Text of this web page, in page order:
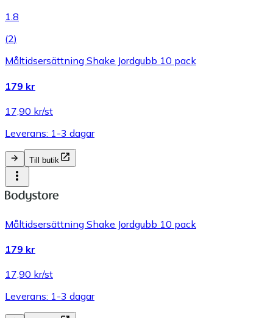
1.8
(2)
Måltidsersättning Shake Jordgubb 10 pack
179 kr
17,90 kr/st
Leverans: 1-3 dagar
Till butik
Måltidsersättning Shake Jordgubb 10 pack
179 kr
17,90 kr/st
Leverans: 1-3 dagar